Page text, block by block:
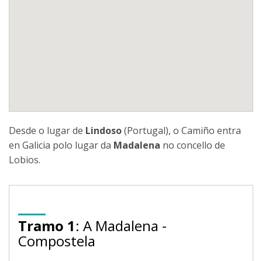
Desde o lugar de Lindoso(Portugal), o Camiño entra
en Galicia polo lugar da Madalena no concello de
Lobios.
Tramo 1: A Madalena -
Compostela